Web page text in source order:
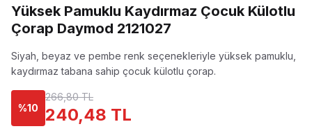
Yüksek Pamuklu Kaydırmaz Çocuk Külotlu
Çorap Daymod 2121027
Siyah, beyaz ve pembe renk seçenekleriyle yüksek pamuklu,
kaydırmaz tabana sahip çocuk külotlu çorap.
%10
266,80 TL
240,48 TL